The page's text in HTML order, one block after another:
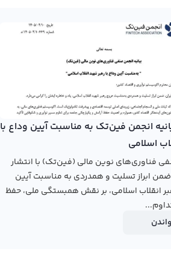
انجمن فین‌تک به مناسبت آیین وداع با
اسلامی
فناوری‌های نوین مالی (فین‌تک) با انتشار
ضمن ابراز تسلیت و همدردی به مناسبت آیین
انقلاب اسلامی، بر نقش همبستگی ملی، حفظ